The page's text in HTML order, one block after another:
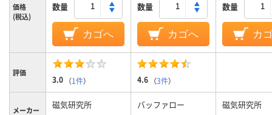
価格
(税込)
数量
カゴへ
数量
カゴへ
数量
カ
評価
3.0 （1件） 4.6 （3件）
メーカー 磁気研究所 バッファロー 磁気研究所